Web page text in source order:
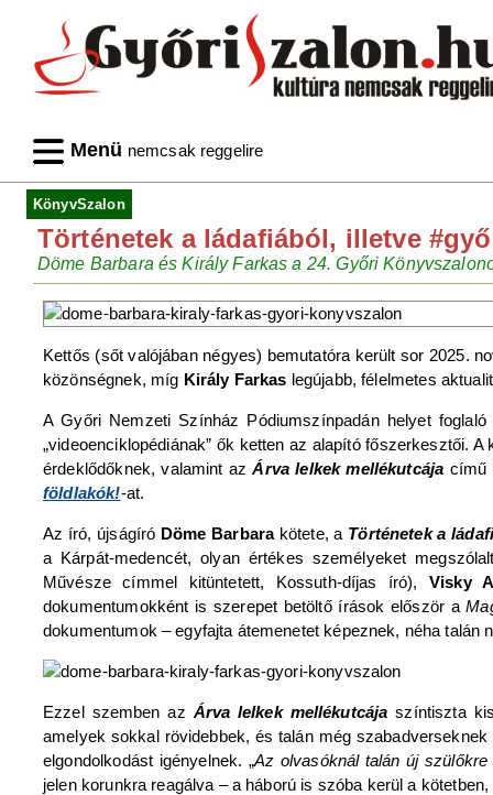
Menü nemcsak reggelire
KönyvSzalon
Történetek a ládafiából, illetve
Döme Barbara és Király Farkas a 24. Győri
Kettős (sőt valójában négyes) bemutatóra került sor 2025.
közönségnek, míg Király Farkas legújabb, félelmetes
A Győri Nemzeti Színház Pódiumszínpadán helyet
„videoenciklopédiának” ők ketten az alapító főszerkesztői.
érdeklődőknek, valamint azÁrva lelkek mellékutcája című
földlakók!-at.
Az író, újságíró Döme Barbarakötete, a Történetek a
a Kárpát-medencét, olyan értékes személyeket
Művésze címmel kitüntetett, Kossuth-díjas író), Visky
dokumentumokként is szerepet betöltő írások először a
dokumentumok – egyfajta átemenetet képeznek, néha
Ezzel szemben az Árva lelkek mellékutcája színtiszta
amelyek sokkal rövidebbek, és talán még
elgondolkodást igényelnek. „Az olvasóknál talán új
jelen korunkra reagálva – a háború is szóba kerül a